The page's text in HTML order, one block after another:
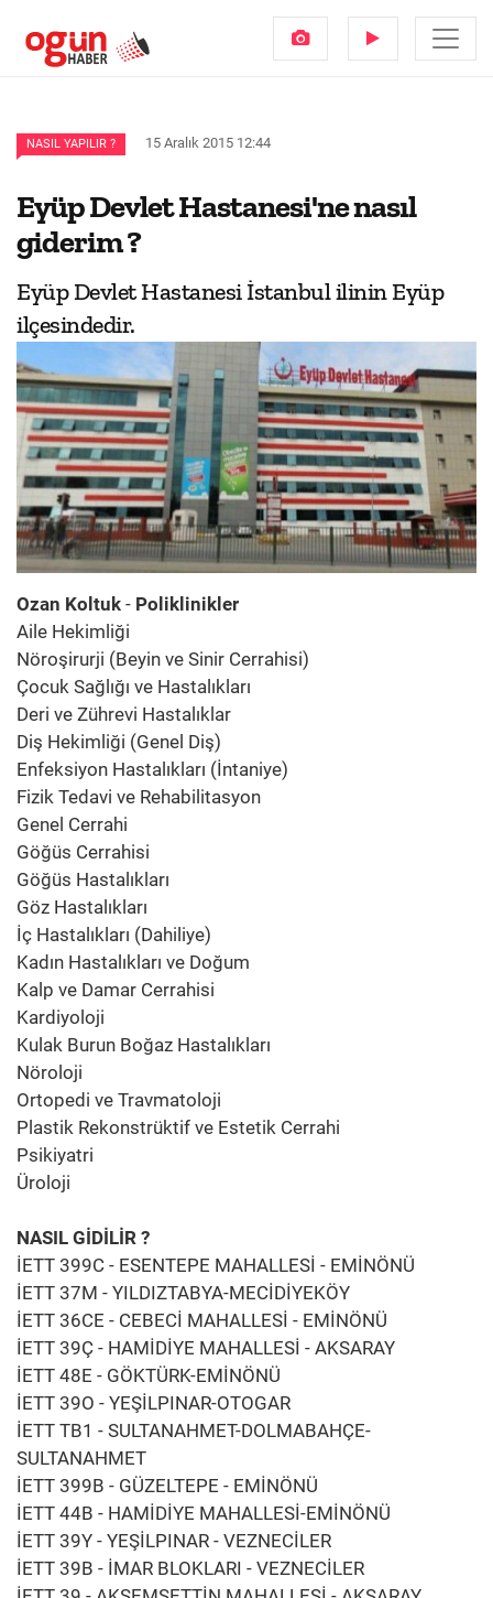
NASIL YAPILIR ? 15 Aralık 2015 12:44
Eyüp Devlet Hastanesi'ne nasıl
giderim ?
Eyüp Devlet Hastanesi İstanbul ilinin Eyüp
ilçesindedir.
Ozan Koltuk - Poliklinikler
Aile Hekimliği
Nöroşirurji (Beyin ve Sinir Cerrahisi)
Çocuk Sağlığı ve Hastalıkları
Deri ve Zührevi Hastalıklar
Diş Hekimliği (Genel Diş)
Enfeksiyon Hastalıkları (İntaniye)
Fizik Tedavi ve Rehabilitasyon
Genel Cerrahi
Göğüs Cerrahisi
Göğüs Hastalıkları
Göz Hastalıkları
İç Hastalıkları (Dahiliye)
Kadın Hastalıkları ve Doğum
Kalp ve Damar Cerrahisi
Kardiyoloji
Kulak Burun Boğaz Hastalıkları
Nöroloji
Ortopedi ve Travmatoloji
Plastik Rekonstrüktif ve Estetik Cerrahi
Psikiyatri
Üroloji
NASIL GİDİLİR ?
İETT 399C - ESENTEPE MAHALLESİ - EMİNÖNÜ
İETT 37M - YILDIZTABYA-MECİDİYEKÖY
İETT 36CE - CEBECİ MAHALLESİ - EMİNÖNÜ
İETT 39Ç - HAMİDİYE MAHALLESİ - AKSARAY
İETT 48E - GÖKTÜRK-EMİNÖNÜ
İETT 39O - YEŞİLPINAR-OTOGAR
İETT TB1 - SULTANAHMET-DOLMABAHÇE-
SULTANAHMET
İETT 399B - GÜZELTEPE - EMİNÖNÜ
İETT 44B - HAMİDİYE MAHALLESİ-EMİNÖNÜ
İETT 39Y - YEŞİLPINAR - VEZNECİLER
İETT 39B - İMAR BLOKLARI - VEZNECİLER